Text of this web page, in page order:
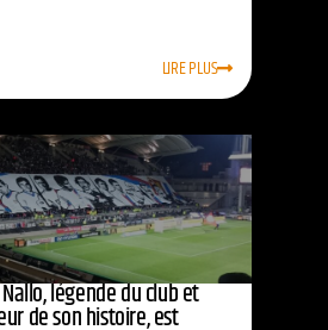
LIRE PLUS
Nallo, légende du club et
de son histoire, est